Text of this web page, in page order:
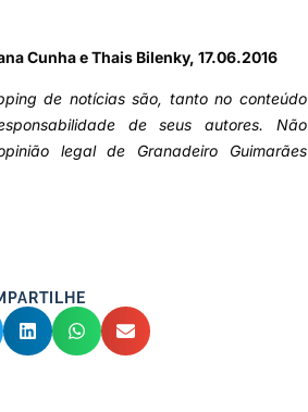
Cunha e Thais Bilenky, 17.06.2016
de notícias são, tanto no conteúdo
de seus autores. Não
legal de Granadeiro Guimarães